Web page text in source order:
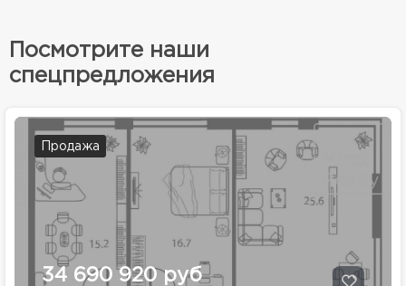
Посмотрите наши
спецпредложения
Продажа
34 690 920 руб